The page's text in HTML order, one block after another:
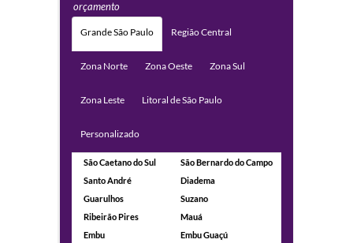
orçamento
Grande São Paulo Região Central
Zona Norte Zona Oeste Zona Sul
Zona Leste Litoral de São Paulo
Personalizado
São Caetano do Sul
São Bernardo do Campo
Santo André
Diadema
Guarulhos
Suzano
Ribeirão Pires
Mauá
Embu
Embu Guaçú